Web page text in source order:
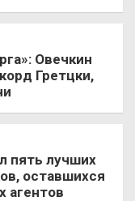
Овечкин
Гретцки,
пять лучших
оставшихся
агентов